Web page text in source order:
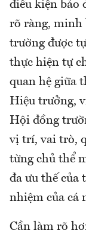
điều kiện bảo
rõ ràng, minh
trường được
thực hiện tự
quan hệ giữa
Hiệu trưởng,
Hội đồng
vị trí, vai trò,
từng chủ thể
đa ưu thế của
nhiệm của cá
Cần làm rõ